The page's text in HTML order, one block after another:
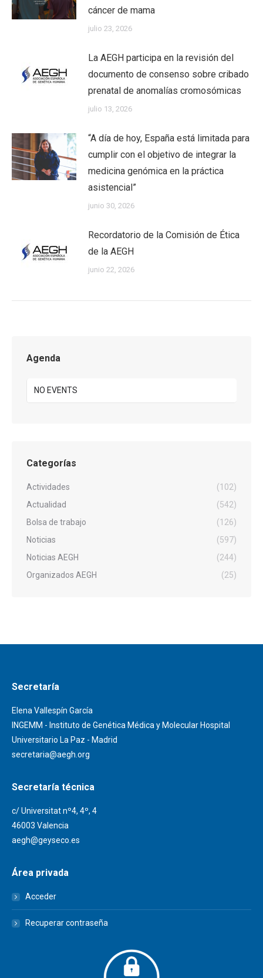
cáncer de mama
julio 23, 2026
La AEGH participa en la revisión del
documento de consenso sobre cribado
prenatal de anomalías cromosómicas
julio 13, 2026
“A día de hoy, España está limitada para
cumplir con el objetivo de integrar la
medicina genómica en la práctica
asistencial”
junio 30, 2026
Recordatorio de la Comisión de Ética
de la AEGH
junio 22, 2026
Agenda
NO EVENTS
Categorías
Actividades
(102)
Actualidad
(542)
Bolsa de trabajo
(126)
Noticias
(597)
Noticias AEGH
(244)
Organizados AEGH
(25)
Secretaría
Elena Vallespín García
INGEMM - Instituto de Genética Médica y Molecular Hospital
Universitario La Paz - Madrid
secretaria@aegh.org
Secretaría técnica
c/ Universitat nº4, 4º, 4
46003 Valencia
aegh@geyseco.es
Área privada
Acceder
Recuperar contraseña